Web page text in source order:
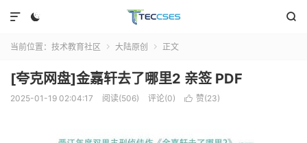
 

当前位置： 技术教育社区  大陆原创  正文
[夸克网盘]金嘉轩去了哪里2 亲签 PDF
2025-01-19 02:04:17 阅读(506) 评论(0)  赞(23)